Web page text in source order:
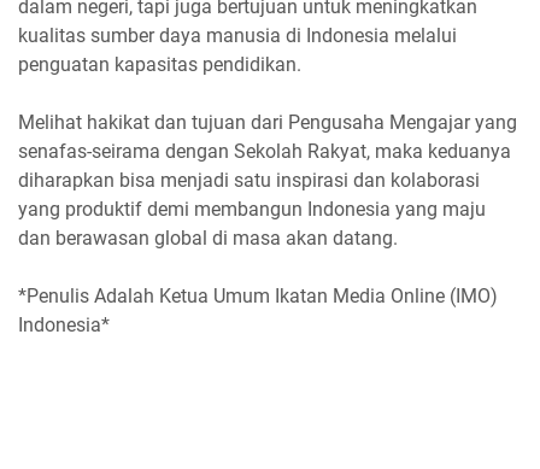
dalam negeri, tapi juga bertujuan untuk meningkatkan
kualitas sumber daya manusia di Indonesia melalui
penguatan kapasitas pendidikan.
Melihat hakikat dan tujuan dari Pengusaha Mengajar yang
senafas-seirama dengan Sekolah Rakyat, maka keduanya
diharapkan bisa menjadi satu inspirasi dan kolaborasi
yang produktif demi membangun Indonesia yang maju
dan berawasan global di masa akan datang.
*Penulis Adalah Ketua Umum Ikatan Media Online (IMO)
Indonesia*